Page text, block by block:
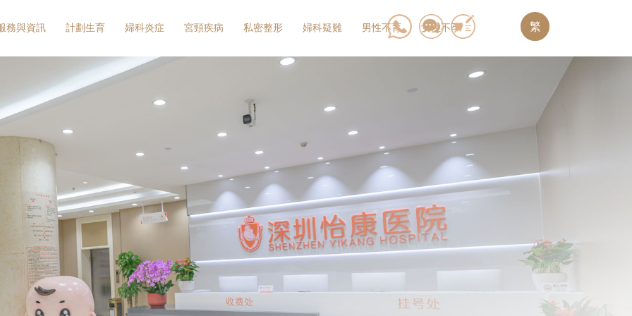
務與資訊 計劃生育 婦科炎症 宮頸疾病 私密整形 婦科疑難 男性不育 女性不孕 繁